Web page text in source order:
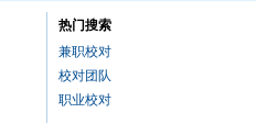
热门搜索
兼职校对
校对团队
职业校对